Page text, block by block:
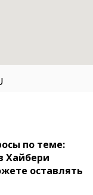
по теме:
Хайбери
оставлять